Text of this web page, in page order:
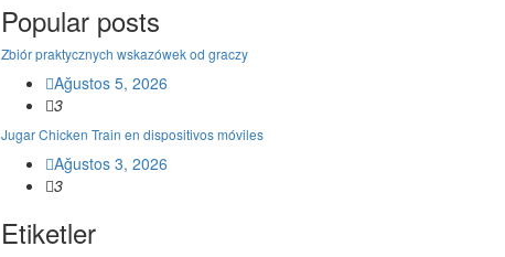
Popular posts
Zbiór praktycznych wskazówek od graczy
Ağustos 5, 2026
3
Jugar Chicken Train en dispositivos móviles
Ağustos 3, 2026
3
Etiketler